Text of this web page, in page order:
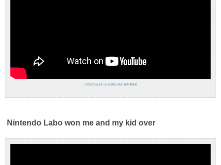
› Retrouvez la vidéo sur YouTube
Nintendo Labo won me and my kid over